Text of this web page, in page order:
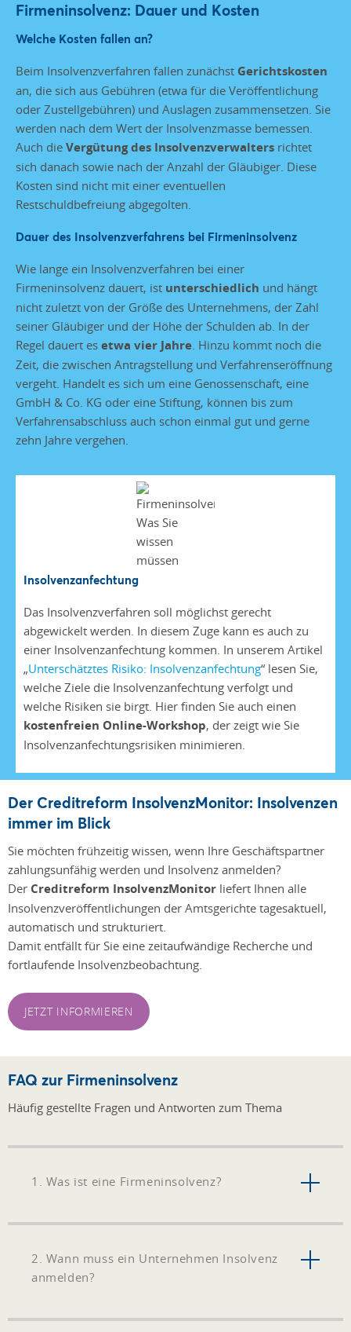
Firmeninsolvenz: Dauer und Kosten
Welche Kosten fallen an?
Beim Insolvenzverfahren fallen zunächst Gerichtskosten
an, die sich aus Gebühren (etwa für die Veröffentlichung
oder Zustellgebühren) und Auslagen zusammensetzen. Sie
werden nach dem Wert der Insolvenzmasse bemessen.
Auch die Vergütung des Insolvenzverwalters richtet
sich danach sowie nach der Anzahl der Gläubiger. Diese
Kosten sind nicht mit einer eventuellen
Restschuldbefreiung abgegolten.
Dauer des Insolvenzverfahrens bei Firmeninsolvenz
Wie lange ein Insolvenzverfahren bei einer
Firmeninsolvenz dauert, ist unterschiedlich und hängt
nicht zuletzt von der Größe des Unternehmens, der Zahl
seiner Gläubiger und der Höhe der Schulden ab. In der
Regel dauert es etwa vier Jahre. Hinzu kommt noch die
Zeit, die zwischen Antragstellung und Verfahrenseröffnung
vergeht. Handelt es sich um eine Genossenschaft, eine
GmbH & Co. KG oder eine Stiftung, können bis zum
Verfahrensabschluss auch schon einmal gut und gerne
zehn Jahre vergehen.
Insolvenzanfechtung
Das Insolvenzverfahren soll möglichst gerecht
abgewickelt werden. In diesem Zuge kann es auch zu
einer Insolvenzanfechtung kommen. In unserem Artikel
„Unterschätztes Risiko: Insolvenzanfechtung“ lesen Sie,
welche Ziele die Insolvenzanfechtung verfolgt und
welche Risiken sie birgt. Hier finden Sie auch einen
kostenfreien Online-Workshop, der zeigt wie Sie
Insolvenzanfechtungsrisiken minimieren.
Der Creditreform InsolvenzMonitor: Insolvenzen
immer im Blick
Sie möchten frühzeitig wissen, wenn Ihre Geschäftspartner
zahlungsunfähig werden und Insolvenz anmelden?
Der Creditreform InsolvenzMonitor liefert Ihnen alle
Insolvenzveröffentlichungen der Amtsgerichte tagesaktuell,
automatisch und strukturiert.
Damit entfällt für Sie eine zeitaufwändige Recherche und
fortlaufende Insolvenzbeobachtung.
JETZT INFORMIEREN
FAQ zur Firmeninsolvenz
Häufig gestellte Fragen und Antworten zum Thema
1. Was ist eine Firmeninsolvenz?
2. Wann muss ein Unternehmen Insolvenz
anmelden?